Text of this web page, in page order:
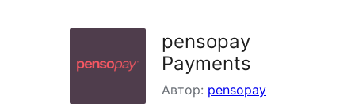
pensopay
Payments
Автор: pensopay